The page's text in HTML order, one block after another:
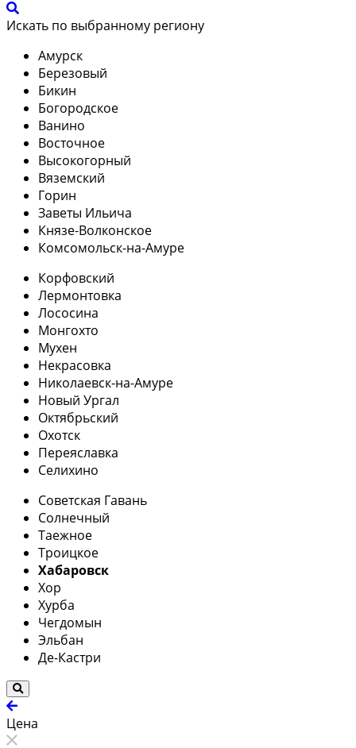
Искать по выбранному региону
Амурск
Березовый
Бикин
Богородское
Ванино
Восточное
Высокогорный
Вяземский
Горин
Заветы Ильича
Князе-Волконское
Комсомольск-на-Амуре
Корфовский
Лермонтовка
Лососина
Монгохто
Мухен
Некрасовка
Николаевск-на-Амуре
Новый Ургал
Октябрьский
Охотск
Переяславка
Селихино
Советская Гавань
Солнечный
Таежное
Троицкое
Хабаровск
Хор
Хурба
Чегдомын
Эльбан
Де-Кастри
Цена